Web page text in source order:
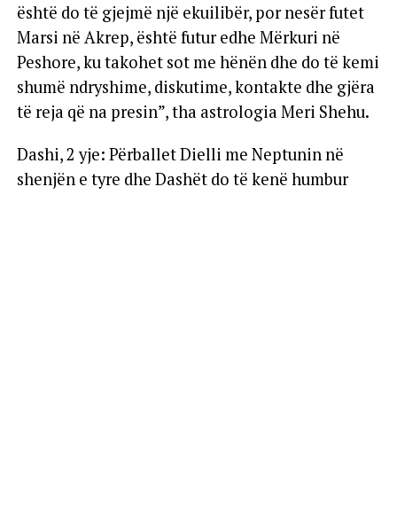
është do të gjejmë një ekuilibër, por nesër futet
Marsi në Akrep, është futur edhe Mërkuri në
Peshore, ku takohet sot me hënën dhe do të kemi
shumë ndryshime, diskutime, kontakte dhe gjëra
të reja që na presin”, tha astrologia Meri Shehu.
Dashi, 2 yje: Përballet Dielli me Neptunin në
shenjën e tyre dhe Dashët do të kenë humbur